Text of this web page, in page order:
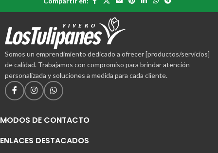
Somos un emprendimiento dedicado a ofrecer [productos/servicios]
de calidad. Trabajamos con compromiso para brindar atención
personalizada y soluciones a medida para cada cliente.
MODOS DE CONTACTO
ENLACES DESTACADOS